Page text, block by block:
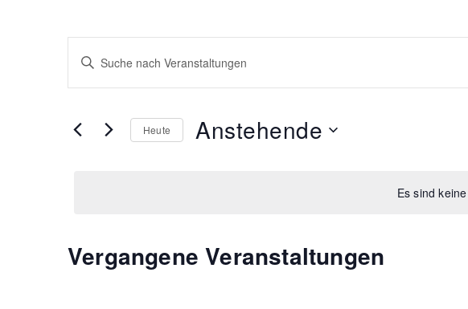
Es sind
Veranstaltungen
Suche
Ansichten,
Bitte
Schlüsselwort
eingeben.
Veranstaltungen
Heute Anstehende
Vergangene Veranstaltungen